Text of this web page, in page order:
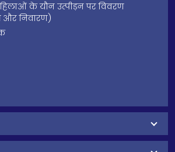
के यौन उत्पीड़न पर विवरण
और निवारण)